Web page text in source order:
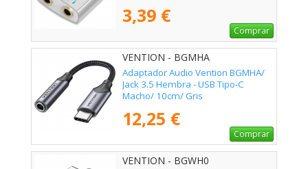
3,39 €
Comprar
VENTION - BGMHA
Adaptador Audio Vention BGMHA/
Jack 3.5 Hembra - USB Tipo-C
Macho/ 10cm/ Gris
12,25 €
Comprar
VENTION - BGWH0